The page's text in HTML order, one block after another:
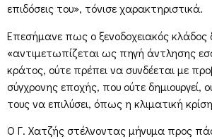
επιδόσεις του», τόνισε χαρακτηριστικά.
Επεσήμανε πως ο ξενοδοχειακός κλάδος
«αντιμετωπίζεται ως πηγή άντλησης
κράτος, ούτε πρέπει να συνδέεται με
σύγχρονης εποχής, που ούτε δημιουργεί,
τους να επιλύσει, όπως η κλιματική
Ο Γ. Χατζής στέλνοντας μήνυμα προς